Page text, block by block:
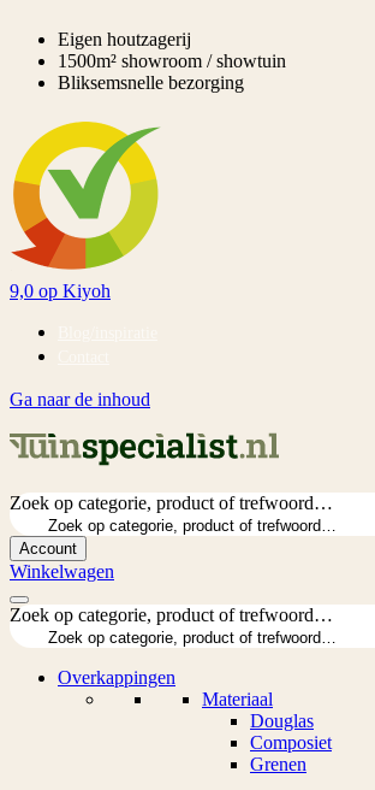
Eigen houtzagerij
1500m² showroom / showtuin
Bliksemsnelle bezorging
9,0 op Kiyoh
Ga naar de inhoud
Zoek op categorie, product of trefwoord…
Account
Winkelwagen
Zoek op categorie, product of trefwoord…
Overkappingen
Materiaal
Douglas
Composiet
Grenen